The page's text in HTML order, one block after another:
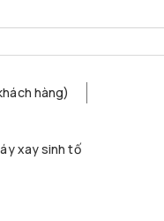
hàng)
xay sinh tố